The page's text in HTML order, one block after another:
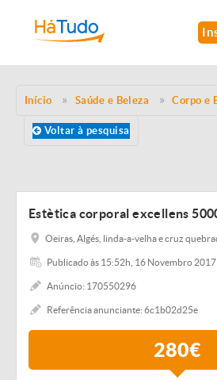
Início Saúde e Beleza Corpo e
Voltar à pesquisa
Estètica corporal excellens
Oeiras, Algés, linda-a-velha e cruz
Publicado às 15:52h, 16 Novembro 2017
Anúncio: 170550296
Referência anunciante: 6c1b02d25e
280€